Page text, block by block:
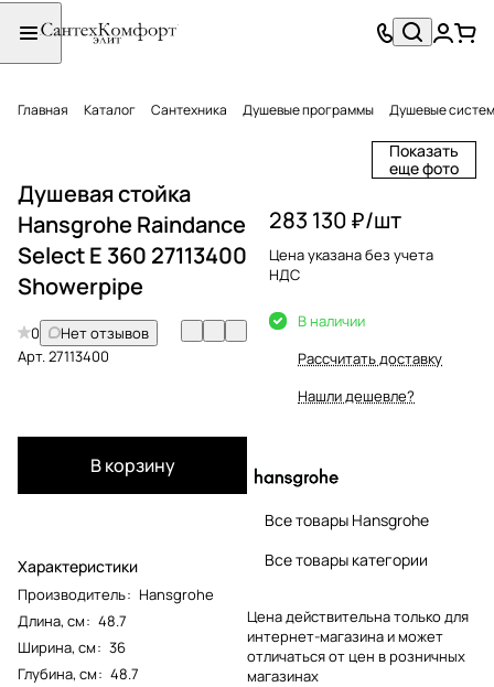
Главная Каталог Сантехника Душевые программы Душевые
Показать
еще фото
Душевая стойка
Hansgrohe Raindance
Select E 360 27113400
Showerpipe
0
Нет отзывов
Арт.27113400
В корзину
Характеристики
Производитель: Hansgrohe
Длина, см: 48.7
Ширина, см: 36
Глубина, см: 48.7
283 130 ₽/шт
Цена указана без учета
НДС
В наличии
Рассчитать доставку
Нашли дешевле?
Все товары Hansgrohe
Все товары категории
Цена действительна только для
интернет-магазина и может
отличаться от цен в розничных
магазинах